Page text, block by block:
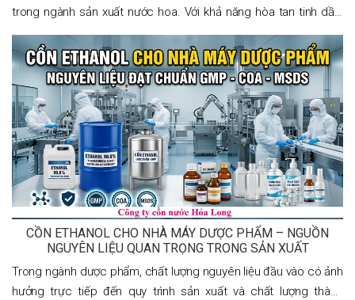
trong ngành sản xuất nước hoa. Với khả năng hòa tan tinh dầu,
bay hơi nhanh và gần như không làm thay đổi mùi hương, Ethanol
đóng vai trò là dung môi
CỒN ETHANOL CHO NHÀ MÁY DƯỢC PHẨM – NGUỒN
NGUYÊN LIỆU QUAN TRỌNG TRONG SẢN XUẤT
Trong ngành dược phẩm, chất lượng nguyên liệu đầu vào có ảnh
hưởng trực tiếp đến quy trình sản xuất và chất lượng thành